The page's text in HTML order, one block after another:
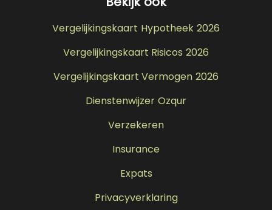
Vergelijkingskaart Hypotheek 2026
Vergelijkingskaart Risicos 2026
Vergelijkingskaart Vermogen 2026
Dienstenwijzer Ozqur
Verzekeren
Insurance
Expats
Privacyverklaring